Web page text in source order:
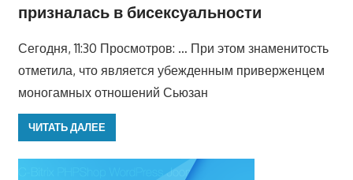
призналась в бисексуальности
Сегодня, 11:30 Просмотров: … При этом знаменитость
отметила, что является убежденным приверженцем
моногамных отношений Сьюзан
ЧИТАТЬ ДАЛЕЕ